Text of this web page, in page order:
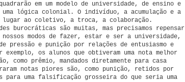
em um modelo de universidade, de ensino e
lógica colonial. O indivíduo, a acumulação e a
lugar ao coletivo, a troca, a colaboração.
burocráticas são muitas, mas precisamos repensar
nossos modos de fazer, estar e ser a universidade,
pressão e punição por relações de entusiasmo e
exemplo, os alunos que obtiveram uma nota melhor
como prêmio, mandados diretamente para casa
notas piores são, como punição, retidos por
para uma falsificação grosseira do que seria uma